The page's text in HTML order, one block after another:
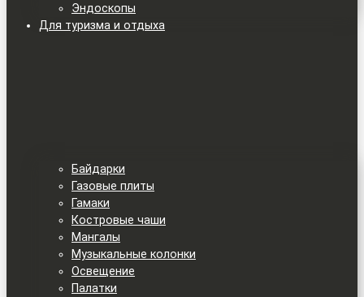
Эндоскопы
Для туризма и отдыха
Байдарки
Газовые плиты
Гамаки
Костровые чаши
Мангалы
Музыкальные колонки
Освещение
Палатки